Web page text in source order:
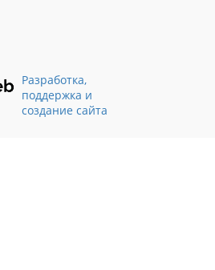
Разработка,
поддержка и
создание сайта